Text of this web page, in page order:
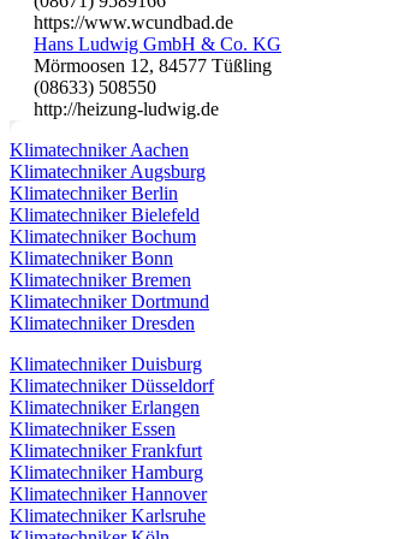
https://www.wcundbad.de
Hans Ludwig GmbH & Co. KG
Mörmoosen 12, 84577 Tüßling
(08633) 508550
http://heizung-ludwig.de
Klimatechniker Aachen
Klimatechniker Augsburg
Klimatechniker Berlin
Klimatechniker Bielefeld
Klimatechniker Bochum
Klimatechniker Bonn
Klimatechniker Bremen
Klimatechniker Dortmund
Klimatechniker Dresden
Klimatechniker Duisburg
Klimatechniker Düsseldorf
Klimatechniker Erlangen
Klimatechniker Essen
Klimatechniker Frankfurt
Klimatechniker Hamburg
Klimatechniker Hannover
Klimatechniker Karlsruhe